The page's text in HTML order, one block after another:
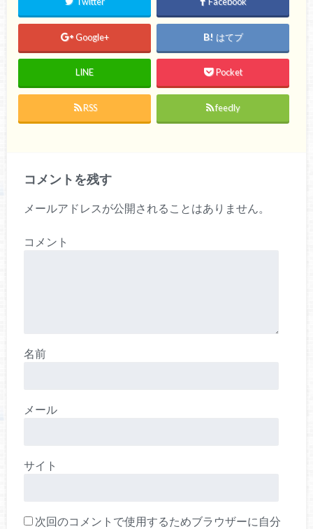
Google+ はてブ
LINE Pocket
RSS feedly
コメントを残す
メールアドレスが公開されることはありません。
コメント
名前
メール
サイト
次回のコメントで使用するためブラウザーに自分